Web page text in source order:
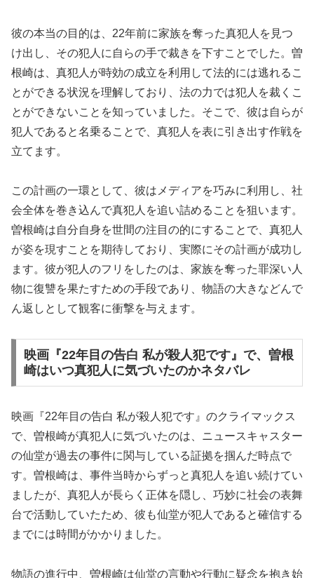
彼の本当の目的は、22年前に家族を奪った真犯人を見つ
け出し、その犯人に自らの手で裁きを下すことでした。曽
根崎は、真犯人が時効の成立を利用して法的には逃れるこ
とができる状況を理解しており、法の力では犯人を裁くこ
とができないことを知っていました。そこで、彼は自らが
犯人であると名乗ることで、真犯人を表に引き出す作戦を
立てます。
この計画の一環として、彼はメディアを巧みに利用し、社
会全体を巻き込んで真犯人を追い詰めることを狙います。
曽根崎は自分自身を世間の注目の的にすることで、真犯人
が姿を現すことを期待しており、実際にその計画が成功し
ます。彼が犯人のフリをしたのは、家族を奪った罪深い人
物に復讐を果たすための手段であり、物語の大きなどんで
ん返しとして観客に衝撃を与えます。
映画『22年目の告白 私が殺人犯です』で、曽根
崎はいつ真犯人に気づいたのかネタバレ
映画『22年目の告白 私が殺人犯です』のクライマックス
で、曽根崎が真犯人に気づいたのは、ニュースキャスター
の仙堂が過去の事件に関与している証拠を掴んだ時点で
す。曽根崎は、事件当時からずっと真犯人を追い続けてい
ましたが、真犯人が長らく正体を隠し、巧妙に社会の表舞
台で活動していたため、彼も仙堂が犯人であると確信する
までには時間がかかりました。
物語の進行中、曽根崎は仙堂の言動や行動に疑念を抱き始